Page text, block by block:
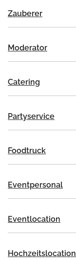
Zauberer
Moderator
Catering
Partyservice
Foodtruck
Eventpersonal
Eventlocation
Hochzeitslocation